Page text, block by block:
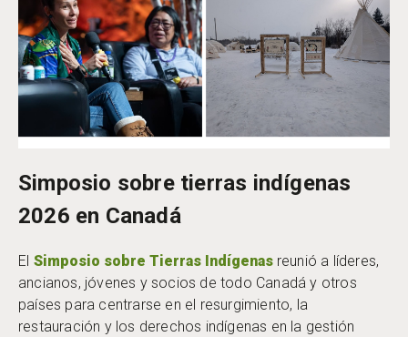
Simposio sobre tierras indígenas
2026 en Canadá
El Simposio sobre Tierras Indígenasreunió a líderes,
ancianos, jóvenes y socios de todo Canadá y otros
países para centrarse en el resurgimiento, la
restauración y los derechos indígenas en la gestión